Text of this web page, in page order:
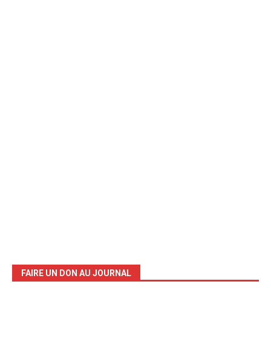
FAIRE UN DON AU JOURNAL